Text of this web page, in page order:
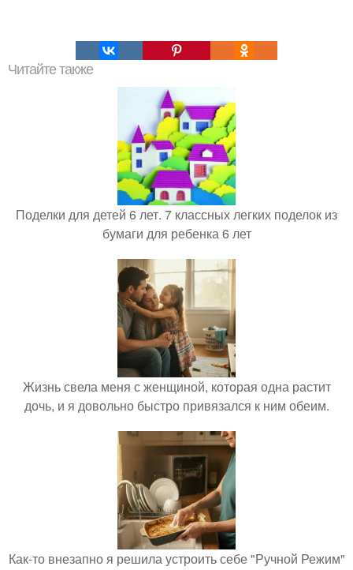
Читайте также
Поделки для детей 6 лет. 7 классных легких поделок из
бумаги для ребенка 6 лет
Жизнь свела меня с женщиной, которая одна растит
дочь, и я довольно быстро привязался к ним обеим.
Как-то внезапно я решила устроить себе "Ручной Режим"